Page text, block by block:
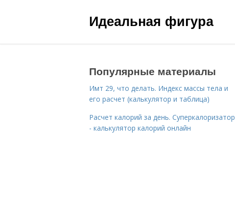
Идеальная фигура
Популярные материалы
Имт 29, что делать. Индекс массы тела и
его расчет (калькулятор и таблица)
Расчет калорий за день. Суперкалоризатор
- калькулятор калорий онлайн